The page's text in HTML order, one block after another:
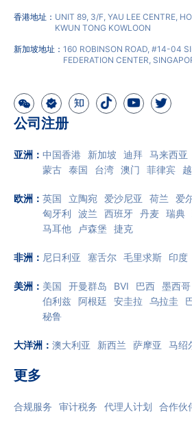
香港地址： UNIT 89, 3/F, YAU LEE CENTRE,
KWUN TONG KOWLOON
新加坡地址： 160 ROBINSON ROAD, #14-04
FEDERATION CENTER,
公司注册
亚洲 ： 中国香港 新加坡 迪拜 马来西亚
蒙古 泰国 台湾 澳门 菲律宾
欧洲 ： 英国 立陶宛 爱沙尼亚 荷兰 爱
匈牙利
波兰 西班牙 丹麦 瑞典
马耳他
卢森堡 捷克
非洲 ： 尼日利亚 塞舌尔 毛里求斯 印度
美洲 ： 美国 开曼群岛 BVI 巴西 墨西哥
伯利兹 阿根廷 安圭拉 乌拉圭
秘鲁
大洋洲 ： 澳大利亚 新西兰 萨摩亚 马绍
更多
合规服务 审计税务 代理人计划 合作伙